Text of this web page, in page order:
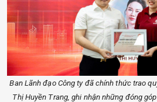
Ban Lãnh đạo Công ty đã chính thức trao
Thị Huyền Trang, ghi nhận những đóng